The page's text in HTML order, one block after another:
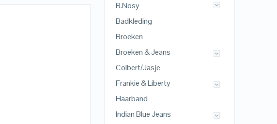
B.Nosy
Badkleding
Broeken
Broeken & Jeans
Colbert/Jasje
Frankie & Liberty
Haarband
Indian Blue Jeans